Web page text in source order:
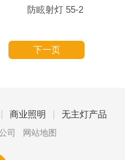
防眩射灯 55-2
下一页
| 商业照明 | 无主灯产品
司 网站地图